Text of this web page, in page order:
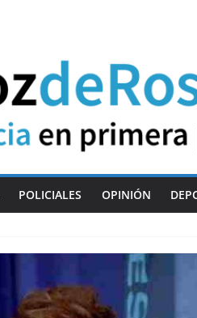
POLICIALES OPINIÓN